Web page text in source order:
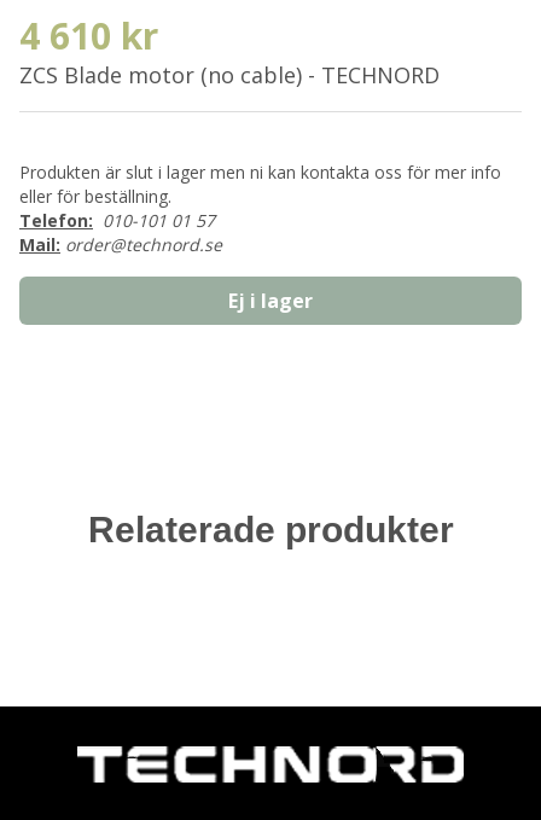
4 610 kr
ZCS Blade motor (no cable) - TECHNORD
Produkten är slut i lager men ni kan kontakta oss för mer info
eller för beställning.
Telefon: 010-101 01 57
Mail: order@technord.se
Ej i lager
Relaterade produkter